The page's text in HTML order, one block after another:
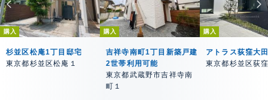
購入
杉並区松庵1丁目邸宅
東京都杉並区松庵１
購入
吉祥寺南町1丁目新築戸建
2世帯利用可能
東京都武蔵野市吉祥寺南
町１
購入
アトラス荻窪大
東京都杉並区荻